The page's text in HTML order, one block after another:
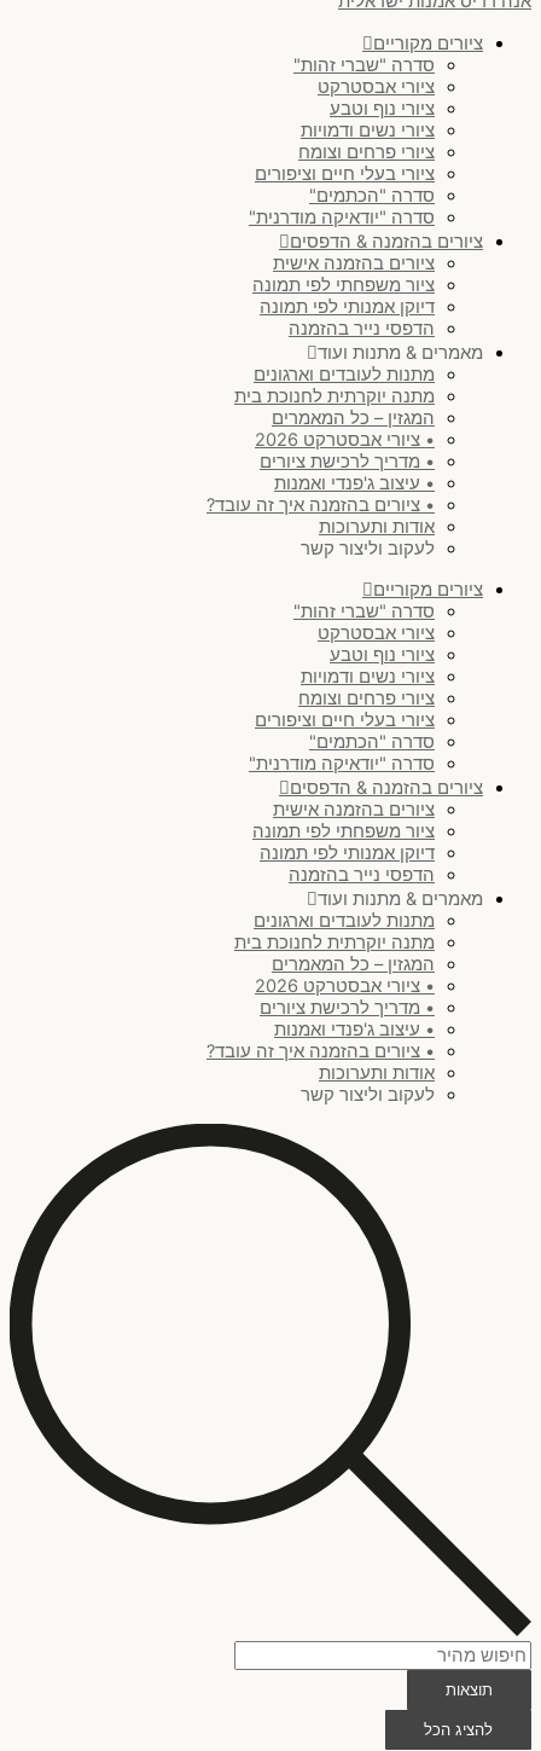
ציורים מקוריים
סדרה "שברי זהות"
ציורי אבסטרקט
ציורי נוף וטבע
ציורי נשים ודמויות
ציורי פרחים וצומח
ציורי בעלי חיים וציפורים
סדרה "הכתמים"
סדרה "יודאיקה מודרנית"
ציורים בהזמנה & הדפסים
ציורים בהזמנה אישית
ציור משפחתי לפי תמונה
דיוקן אמנותי לפי תמונה
הדפסי נייר בהזמנה
מאמרים & מתנות ועוד
מתנות לעובדים וארגונים
מתנה יוקרתית לחנוכת בית
המגזין – כל המאמרים
• ציורי אבסטרקט 2026
• מדריך לרכישת ציורים
• עיצוב ג'פנדי ואמנות
• ציורים בהזמנה איך זה עובד?
אודות ותערוכות
לעקוב וליצור קשר
ציורים מקוריים
סדרה "שברי זהות"
ציורי אבסטרקט
ציורי נוף וטבע
ציורי נשים ודמויות
ציורי פרחים וצומח
ציורי בעלי חיים וציפורים
סדרה "הכתמים"
סדרה "יודאיקה מודרנית"
ציורים בהזמנה & הדפסים
ציורים בהזמנה אישית
ציור משפחתי לפי תמונה
דיוקן אמנותי לפי תמונה
הדפסי נייר בהזמנה
מאמרים & מתנות ועוד
מתנות לעובדים וארגונים
מתנה יוקרתית לחנוכת בית
המגזין – כל המאמרים
• ציורי אבסטרקט 2026
• מדריך לרכישת ציורים
• עיצוב ג'פנדי ואמנות
• ציורים בהזמנה איך זה עובד?
אודות ותערוכות
לעקוב וליצור קשר
תוצאות
להציג הכל